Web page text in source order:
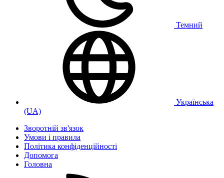
Темний
Українська
(UA)
Зворотній зв'язок
Умови і правила
Політика конфіденційності
Дoпoмoга
Головна